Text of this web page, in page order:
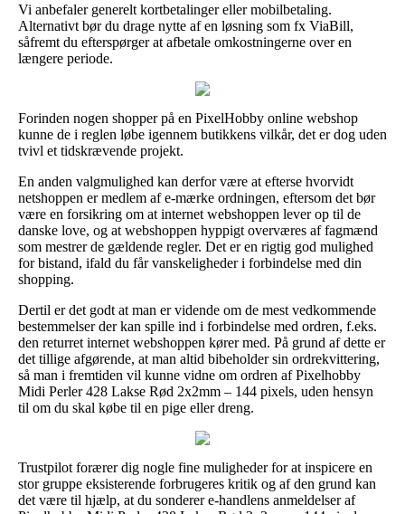
Vi anbefaler generelt kortbetalinger eller mobilbetaling.
Alternativt bør du drage nytte af en løsning som fx ViaBill,
såfremt du efterspørger at afbetale omkostningerne over en
længere periode.
Forinden nogen shopper på en PixelHobby online webshop
kunne de i reglen løbe igennem butikkens vilkår, det er dog uden
tvivl et tidskrævende projekt.
En anden valgmulighed kan derfor være at efterse hvorvidt
netshoppen er medlem af e-mærke ordningen, eftersom det bør
være en forsikring om at internet webshoppen lever op til de
danske love, og at webshoppen hyppigt overværes af fagmænd
som mestrer de gældende regler. Det er en rigtig god mulighed
for bistand, ifald du får vanskeligheder i forbindelse med din
shopping.
Dertil er det godt at man er vidende om de mest vedkommende
bestemmelser der kan spille ind i forbindelse med ordren, f.eks.
den returret internet webshoppen kører med. På grund af dette er
det tillige afgørende, at man altid bibeholder sin ordrekvittering,
så man i fremtiden vil kunne vidne om ordren af Pixelhobby
Midi Perler 428 Lakse Rød 2x2mm – 144 pixels, uden hensyn
til om du skal købe til en pige eller dreng.
Trustpilot forærer dig nogle fine muligheder for at inspicere en
stor gruppe eksisterende forbrugeres kritik og af den grund kan
det være til hjælp, at du sonderer e-handlens anmeldelser af